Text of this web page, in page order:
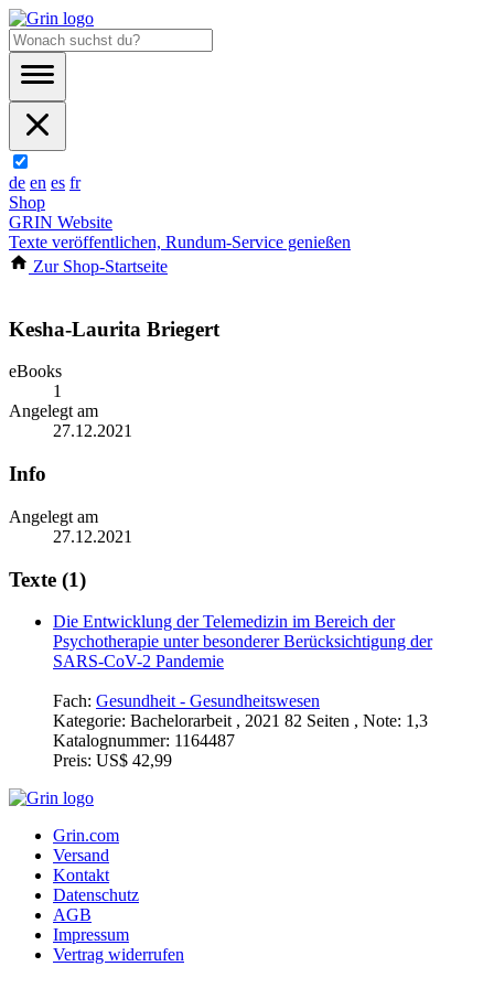
de en es fr
Shop
GRIN Website
Texte veröffentlichen, Rundum-Service genießen
Zur Shop-Startseite
Kesha-Laurita Briegert
eBooks
1
Angelegt am
27.12.2021
Info
Angelegt am
27.12.2021
Texte (1)
Die Entwicklung der Telemedizin im Bereich der
Psychotherapie unter besonderer Berücksichtigung der
SARS-CoV-2 Pandemie
Fach: Gesundheit - Gesundheitswesen
Kategorie: Bachelorarbeit , 2021 82 Seiten , Note: 1,3
Katalognummer: 1164487
Preis: US$ 42,99
Grin.com
Versand
Kontakt
Datenschutz
AGB
Impressum
Vertrag widerrufen